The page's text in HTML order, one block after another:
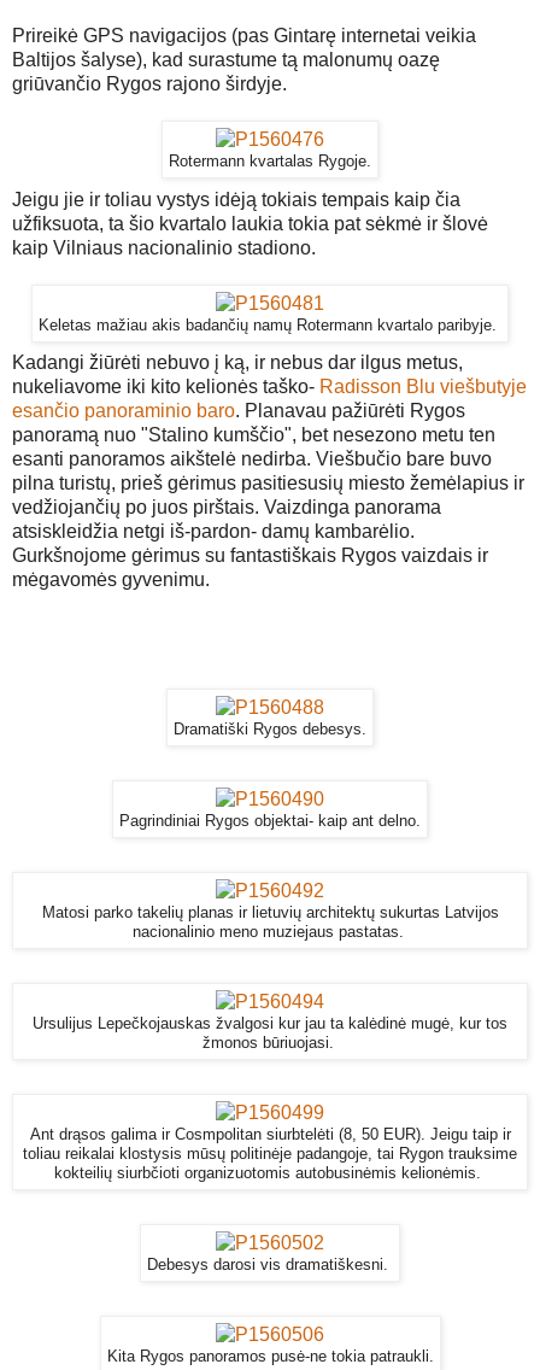
Prireikė GPS navigacijos (pas Gintarę internetai veikia
Baltijos šalyse), kad surastume tą malonumų oazę
griūvančio Rygos rajono širdyje.
Rotermann kvartalas Rygoje.
Jeigu jie ir toliau vystys idėją tokiais tempais kaip čia
užfiksuota, ta šio kvartalo laukia tokia pat sėkmė ir šlovė
kaip Vilniaus nacionalinio stadiono.
Keletas mažiau akis badančių namų Rotermann kvartalo paribyje.
Kadangi žiūrėti nebuvo į ką, ir nebus dar ilgus metus,
nukeliavome iki kito kelionės taško- Radisson Blu viešbutyje
esančio panoraminio baro. Planavau pažiūrėti Rygos
panoramą nuo "Stalino kumščio", bet nesezono metu ten
esanti panoramos aikštelė nedirba. Viešbučio bare buvo
pilna turistų, prieš gėrimus pasitiesusių miesto žemėlapius ir
vedžiojančių po juos pirštais. Vaizdinga panorama
atsiskleidžia netgi iš-pardon- damų kambarėlio.
Gurkšnojome gėrimus su fantastiškais Rygos vaizdais ir
mėgavomės gyvenimu.
Dramatiški Rygos debesys.
Pagrindiniai Rygos objektai- kaip ant delno.
Matosi parko takelių planas ir lietuvių architektų sukurtas Latvijos
nacionalinio meno muziejaus pastatas.
Ursulijus Lepečkojauskas žvalgosi kur jau ta kalėdinė mugė, kur tos
žmonos būriuojasi.
Ant drąsos galima ir Cosmpolitan siurbtelėti (8, 50 EUR). Jeigu taip ir
toliau reikalai klostysis mūsų politinėje padangoje, tai Rygon trauksime
kokteilių siurbčioti organizuotomis autobusinėmis kelionėmis.
Debesys darosi vis dramatiškesni.
Kita Rygos panoramos pusė-ne tokia patraukli.